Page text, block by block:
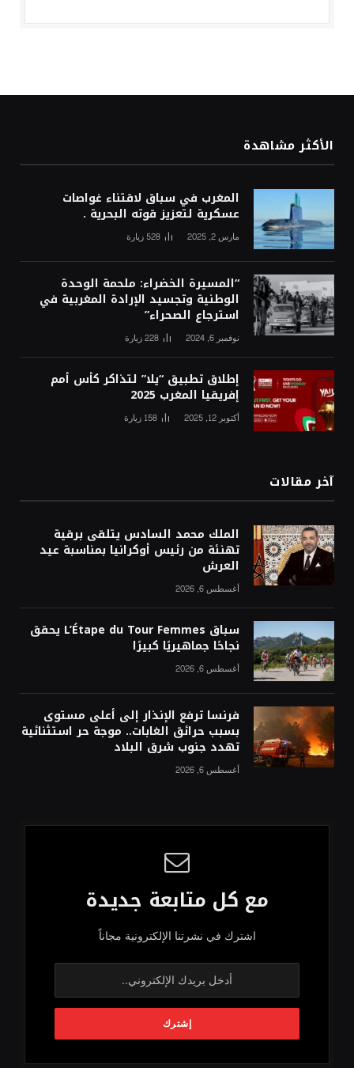
الأكثر مشاهدة
المغرب في سباق لاقتناء غواصات
عسكرية لتعزيز قوته البحرية .
مارس 2, 2025 528 زيارة
“المسيرة الخضراء: ملحمة الوحدة
الوطنية وتجسيد الإرادة المغربية في
استرجاع الصحراء”
نوفمبر 6, 2024 228زيارة
إطلاق تطبيق “يلا” لتذاكر كأس أمم
إفريقيا المغرب 2025
أكتوبر 12, 2025 158 زيارة
آخر مقالات
الملك محمد السادس يتلقى برقية
تهنئة من رئيس أوكرانيا بمناسبة عيد
العرش
أغسطس 6, 2026
سباق L’Étape du Tour Femmes يحقق
نجاحًا جماهيريًا كبيرًا
أغسطس 6, 2026
فرنسا ترفع الإنذار إلى أعلى مستوى
بسبب حرائق الغابات.. موجة حر استثنائية
تهدد جنوب شرق البلاد
أغسطس 6, 2026
مع كل متابعة جديدة
اشترك في نشرتنا الإلكترونية مجاناً